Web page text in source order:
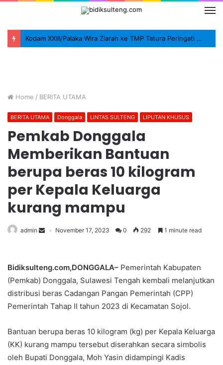
Kodam XXIII/Palaka Wira Ziarah ke TMP Tatura Peringati HUT ke-1
Home / BERITA UTAMA
BERITA UTAMA Donggala LINTAS SULTENG LIPUTAN KHUSUS
Pemkab Donggala
Memberikan Bantuan
berupa beras 10 kilogram
per Kepala Keluarga
kurang mampu
admin November 17, 2023 0 292 1 minute read
Bidiksulteng.com,DONGGALA– Pemerintah Kabupaten
(Pemkab) Donggala, Sulawesi Tengah kembali melanjutkan
distribusi beras Cadangan Pangan Pemerintah (CPP)
Pemerintah Tahap II tahun 2023 di Kecamatan Sojol.
Bantuan berupa beras 10 kilogram (kg) per Kepala Keluarga
(KK) kurang mampu tersebut diserahkan secara simbolis
oleh Bupati Donggala, Moh Yasin didampingi Kadis